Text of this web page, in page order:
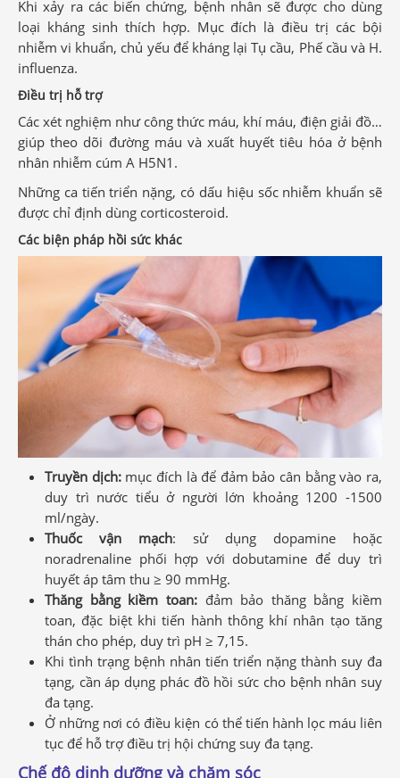
Khi xảy ra các biến chứng, bệnh nhân sẽ được cho dùng
loại kháng sinh thích hợp. Mục đích là điều trị các bội
nhiễm vi khuẩn, chủ yếu để kháng lại Tụ cầu, Phế cầu và H.
influenza.
Điều trị hỗ trợ
Các xét nghiệm như công thức máu, khí máu, điện giải đồ…
giúp theo dõi đường máu và xuất huyết tiêu hóa ở bệnh
nhân nhiễm cúm A H5N1.
Những ca tiến triển nặng, có dấu hiệu sốc nhiễm khuẩn sẽ
được chỉ định dùng corticosteroid.
Các biện pháp hồi sức khác
Truyền dịch:mục đích là để đảm bảo cân bằng vào ra,
duy trì nước tiểu ở người lớn khoảng 1200 -1500
ml/ngày.
Thuốc vận mạch: sử dụng dopamine hoặc
noradrenaline phối hợp với dobutamine để duy trì
huyết áp tâm thu ≥ 90 mmHg.
Thăng bằng kiềm toan:đảm bảo thăng bằng kiềm
toan, đặc biệt khi tiến hành thông khí nhân tạo tăng
thán cho phép, duy trì pH ≥ 7,15.
Khi tình trạng bệnh nhân tiến triển nặng thành suy đa
tạng, cần áp dụng phác đồ hồi sức cho bệnh nhân suy
đa tạng.
Ở những nơi có điều kiện có thể tiến hành lọc máu liên
tục để hỗ trợ điều trị hội chứng suy đa tạng.
Chế độ dinh dưỡng và chăm sóc